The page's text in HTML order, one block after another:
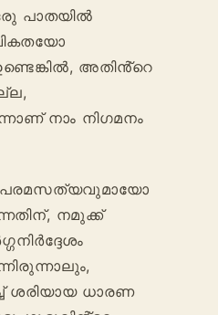
പാതയിൽ
അതിൻ്റെ
നാം നിഗമനം
പരമസത്യവുമായോ
നമുക്ക്
ശരിയായ ധാരണ